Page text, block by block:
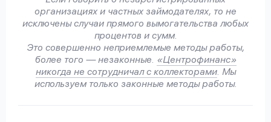
организациях и частных займодателях, то не
исключены случаи прямого вымогательства любых
процентов и сумм.
Это совершенно неприемлемые методы работы,
более того — незаконные. «Центрофинанс»
никогда не сотрудничал с коллекторами. Мы
используем только законные методы работы.